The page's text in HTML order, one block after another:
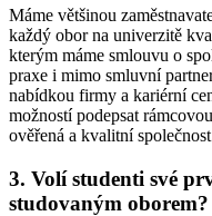
Máme většinou
každý obor na univerzitě
kterým máme smlouvu o
praxe i mimo smluvní
nabídkou firmy a kariérní
možností podepsat
ověřená a kvalitní
3. Volí studenti své
studovaným oborem?